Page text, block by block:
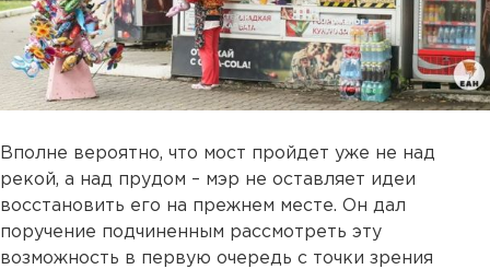
Вполне вероятно, что мост пройдет уже не над
рекой, а над прудом – мэр не оставляет идеи
восстановить его на прежнем месте. Он дал
поручение подчиненным рассмотреть эту
возможность в первую очередь с точки зрения